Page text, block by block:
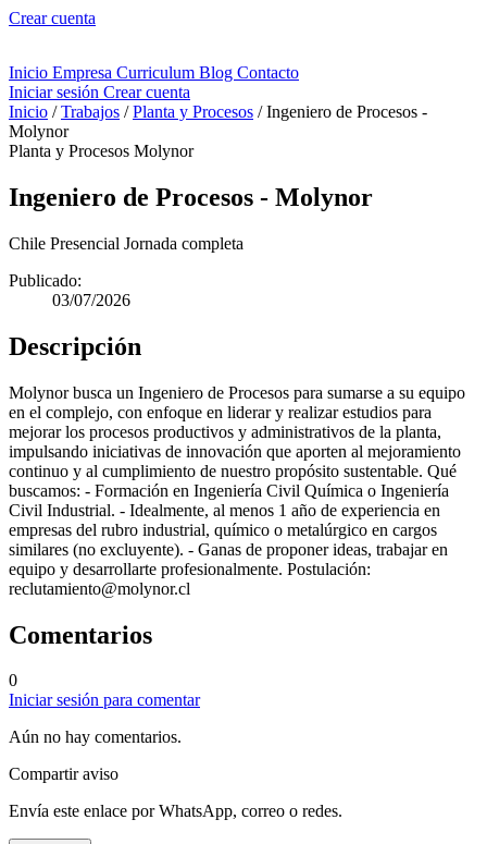
Crear cuenta
Inicio Empresa Curriculum Blog Contacto
Iniciar sesión Crear cuenta
Inicio / Trabajos / Planta y Procesos / Ingeniero de Procesos -
Molynor
Planta y Procesos Molynor
Ingeniero de Procesos - Molynor
Chile Presencial Jornada completa
Publicado:
03/07/2026
Descripción
Molynor busca un Ingeniero de Procesos para sumarse a su equipo
en el complejo, con enfoque en liderar y realizar estudios para
mejorar los procesos productivos y administrativos de la planta,
impulsando iniciativas de innovación que aporten al mejoramiento
continuo y al cumplimiento de nuestro propósito sustentable. Qué
buscamos: - Formación en Ingeniería Civil Química o Ingeniería
Civil Industrial. - Idealmente, al menos 1 año de experiencia en
empresas del rubro industrial, químico o metalúrgico en cargos
similares (no excluyente). - Ganas de proponer ideas, trabajar en
equipo y desarrollarte profesionalmente. Postulación:
reclutamiento@molynor.cl
Comentarios
0
Iniciar sesión para comentar
Aún no hay comentarios.
Compartir aviso
Envía este enlace por WhatsApp, correo o redes.